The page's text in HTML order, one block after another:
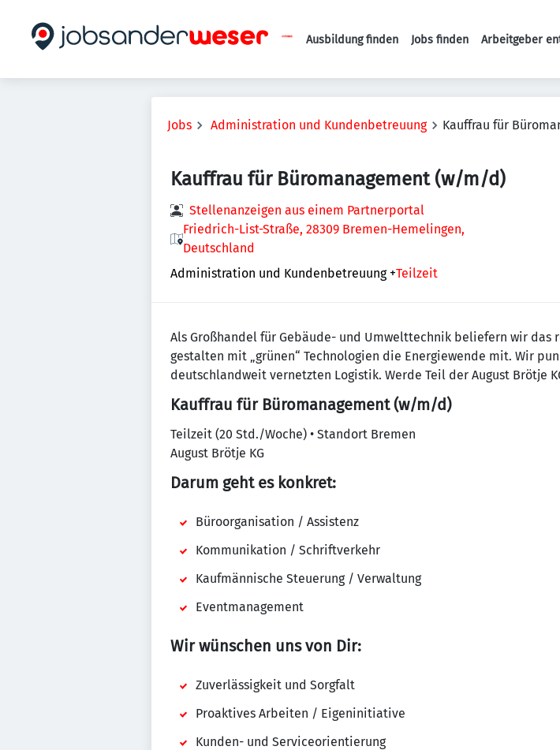
Haupt-
Ausbildung finden Jobs finden Arbeitgeber
Jobs Administration und Kundenbetreuung Kauffrau für
Kauffrau für Büromanagement (w/m/d)
Stellenanzeigen aus einem Partnerportal
Friedrich-List-Straße, 28309 Bremen-Hemelingen,
Deutschland
Administration und Kundenbetreuung +Teilzeit
Als Großhandel für Gebäude- und Umwelttechnik beliefern wir
gestalten mit „grünen“ Technologien die Energiewende mit. Wir
deutschlandweit vernetzten Logistik. Werde Teil der August Brötje
Kauffrau für Büromanagement (w/m/d)
Teilzeit (20 Std./Woche) • Standort Bremen
August Brötje KG
Darum geht es konkret:
Büroorganisation / Assistenz
Kommunikation / Schriftverkehr
Kaufmännische Steuerung / Verwaltung
Eventmanagement
Wir wünschen uns von Dir:
Zuverlässigkeit und Sorgfalt
Proaktives Arbeiten / Eigeninitiative
Kunden- und Serviceorientierung